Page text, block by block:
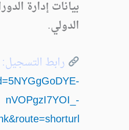
بيانات إدارة
الدولي.
رابط التسجيل:
nVOPgzI7YOI_-